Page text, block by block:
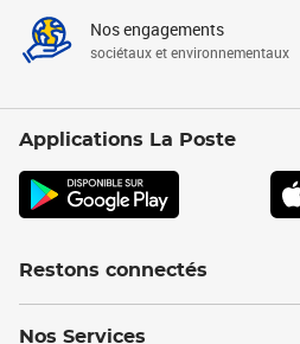
Nos engagements
sociétaux et environnementaux
Applications La Poste
Restons connectés
Nos Services